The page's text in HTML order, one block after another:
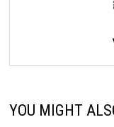
YOU MIGHT